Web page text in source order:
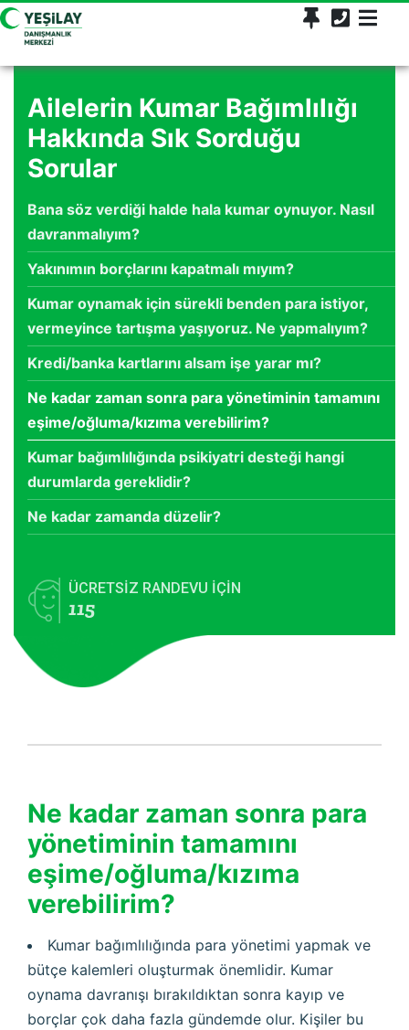
Ailelerin Kumar Bağımlılığı
Hakkında Sık Sorduğu
Sorular
Bana söz verdiği halde hala kumar oynuyor. Nasıl
davranmalıyım?
Yakınımın borçlarını kapatmalı mıyım?
Kumar oynamak için sürekli benden para istiyor,
vermeyince tartışma yaşıyoruz. Ne yapmalıyım?
Kredi/banka kartlarını alsam işe yarar mı?
Ne kadar zaman sonra para yönetiminin tamamını
eşime/oğluma/kızıma verebilirim?
Kumar bağımlılığında psikiyatri desteği hangi
durumlarda gereklidir?
Ne kadar zamanda düzelir?
ÜCRETSİZ RANDEVU İÇİN
115
Ne kadar zaman sonra para
yönetiminin tamamını
eşime/oğluma/kızıma
verebilirim?
Kumar bağımlılığında para yönetimi yapmak ve
bütçe kalemleri oluşturmak önemlidir. Kumar
oynama davranışı bırakıldıktan sonra kayıp ve
borçlar çok daha fazla gündemde olur. Kişiler bu